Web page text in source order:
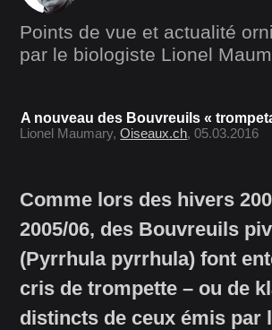
Points de vue et actualité
par le biologiste Lionel
A nouveau des Bouvreuils «
Lionel Maumary,Oiseaux.ch, 05.03.2016
Comme lors des hivers
2005/06, des Bouvreuils
(Pyrrhula pyrrhula) font
cris de trompette – ou de
distincts de ceux émis par